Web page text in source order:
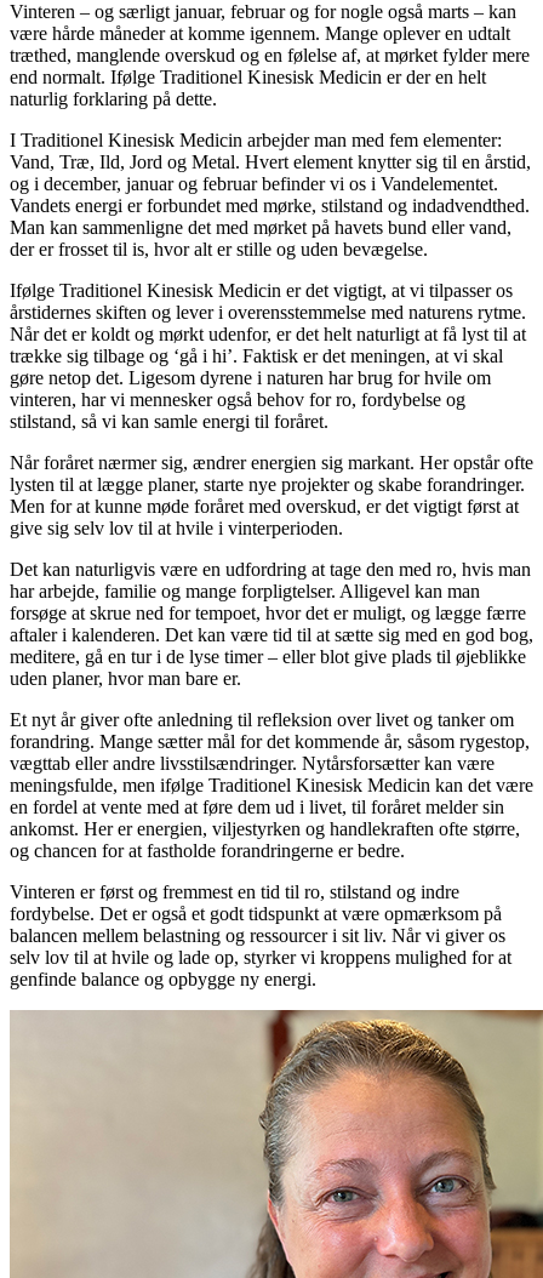
Vinteren – og særligt januar, februar og for nogle også marts – kan
være hårde måneder at komme igennem. Mange oplever en udtalt
træthed, manglende overskud og en følelse af, at mørket fylder mere
end normalt. Ifølge Traditionel Kinesisk Medicin er der en helt
naturlig forklaring på dette.
I Traditionel Kinesisk Medicin arbejder man med fem elementer:
Vand, Træ, Ild, Jord og Metal. Hvert element knytter sig til en årstid,
og i december, januar og februar befinder vi os i Vandelementet.
Vandets energi er forbundet med mørke, stilstand og indadvendthed.
Man kan sammenligne det med mørket på havets bund eller vand,
der er frosset til is, hvor alt er stille og uden bevægelse.
Ifølge Traditionel Kinesisk Medicin er det vigtigt, at vi tilpasser os
årstidernes skiften og lever i overensstemmelse med naturens rytme.
Når det er koldt og mørkt udenfor, er det helt naturligt at få lyst til at
trække sig tilbage og ‘gå i hi’. Faktisk er det meningen, at vi skal
gøre netop det. Ligesom dyrene i naturen har brug for hvile om
vinteren, har vi mennesker også behov for ro, fordybelse og
stilstand, så vi kan samle energi til foråret.
Når foråret nærmer sig, ændrer energien sig markant. Her opstår ofte
lysten til at lægge planer, starte nye projekter og skabe forandringer.
Men for at kunne møde foråret med overskud, er det vigtigt først at
give sig selv lov til at hvile i vinterperioden.
Det kan naturligvis være en udfordring at tage den med ro, hvis man
har arbejde, familie og mange forpligtelser. Alligevel kan man
forsøge at skrue ned for tempoet, hvor det er muligt, og lægge færre
aftaler i kalenderen. Det kan være tid til at sætte sig med en god bog,
meditere, gå en tur i de lyse timer – eller blot give plads til øjeblikke
uden planer, hvor man bare er.
Et nyt år giver ofte anledning til refleksion over livet og tanker om
forandring. Mange sætter mål for det kommende år, såsom rygestop,
vægttab eller andre livsstilsændringer. Nytårsforsætter kan være
meningsfulde, men ifølge Traditionel Kinesisk Medicin kan det være
en fordel at vente med at føre dem ud i livet, til foråret melder sin
ankomst. Her er energien, viljestyrken og handlekraften ofte større,
og chancen for at fastholde forandringerne er bedre.
Vinteren er først og fremmest en tid til ro, stilstand og indre
fordybelse. Det er også et godt tidspunkt at være opmærksom på
balancen mellem belastning og ressourcer i sit liv. Når vi giver os
selv lov til at hvile og lade op, styrker vi kroppens mulighed for at
genfinde balance og opbygge ny energi.